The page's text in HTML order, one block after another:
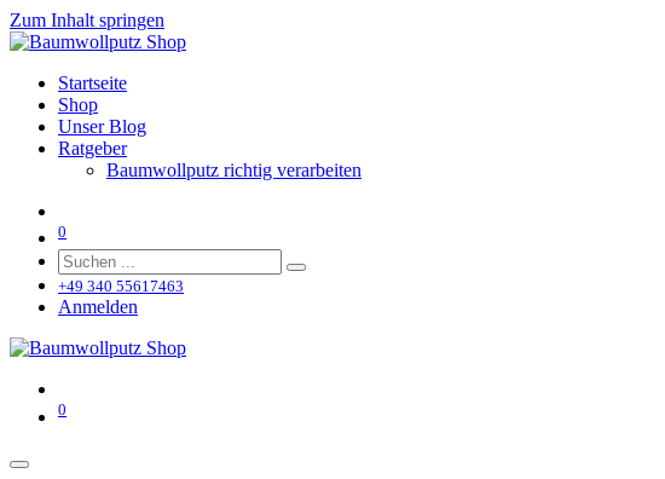
Zum Inhalt springen
Startseite
Shop
Unser Blog
Ratgeber
Baumwollputz richtig verarbeiten
0
+49 340 55617463
Anmelden
0